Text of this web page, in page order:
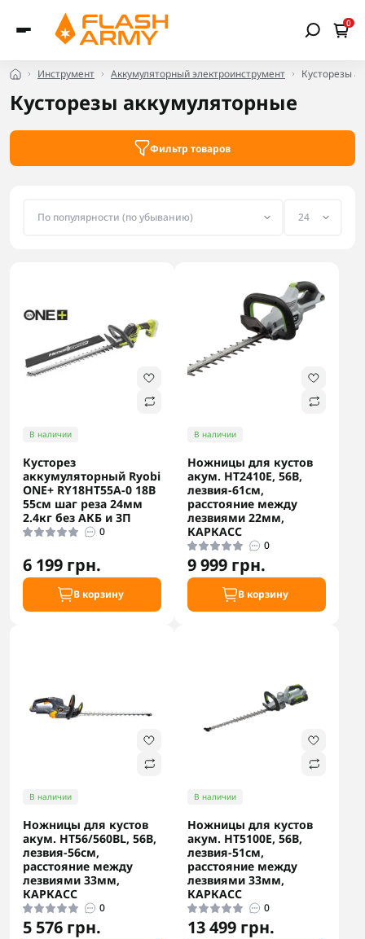
0
Инструмент Аккумуляторный электроинструмент Кусторезы
Кусторезы аккумуляторные
Фильтр товаров
В наличии
Кусторез
аккумуляторный Ryobi
ONE+ RY18HT55A-0 18В
55см шаг реза 24мм
2.4кг без АКБ и ЗП
0
6 199 грн.
В корзину
В наличии
Ножницы для кустов
акум. HT2410E, 56В,
лезвия-61см,
расстояние между
лезвиями 22мм,
КАРКАСС
0
9 999 грн.
В корзину
В наличии
Ножницы для кустов
акум. HT56/560BL, 56В,
лезвия-56см,
расстояние между
лезвиями 33мм,
КАРКАСС
0
5 576 грн.
В наличии
Ножницы для кустов
акум. HT5100E, 56В,
лезвия-51см,
расстояние между
лезвиями 33мм,
КАРКАСС
0
13 499 грн.